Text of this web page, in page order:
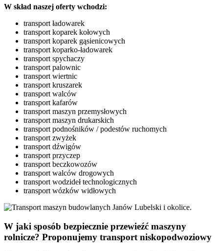
W skład naszej oferty wchodzi:
transport ładowarek
transport koparek kołowych
transport koparek gąsienicowych
transport koparko-ładowarek
transport spychaczy
transport palownic
transport wiertnic
transport kruszarek
transport walców
transport kafarów
transport maszyn przemysłowych
transport maszyn drukarskich
transport podnośników / podestów ruchomych
transport zwyżek
transport dźwigów
transport przyczep
transport beczkowozów
transport walców drogowych
transport wodzideł technologicznych
transport wózków widłowych
W jaki sposób bezpiecznie przewieźć maszyny
rolnicze? Proponujemy transport niskopodwoziowy